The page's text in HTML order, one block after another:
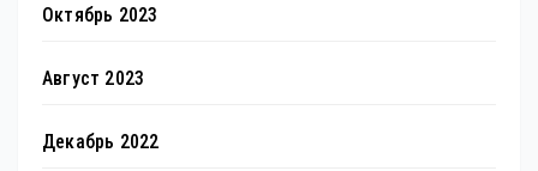
Октябрь 2023
Август 2023
Декабрь 2022